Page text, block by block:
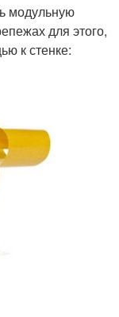
модульную
для этого,
к стенке: